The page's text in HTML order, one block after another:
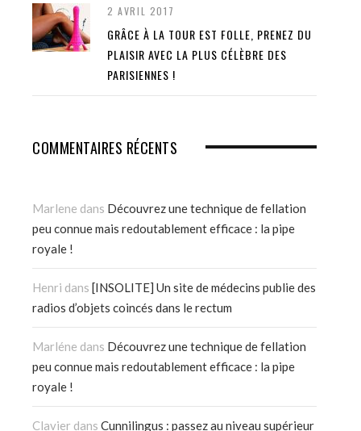
2 AVRIL 2017
GRÂCE À LA TOUR EST FOLLE, PRENEZ DU
PLAISIR AVEC LA PLUS CÉLÈBRE DES
PARISIENNES !
COMMENTAIRES RÉCENTS
Marlene dans Découvrez une technique de fellation
peu connue mais redoutablement efficace : la pipe
royale !
Henri dans [INSOLITE] Un site de médecins publie des
radios d’objets coincés dans le rectum
Marléne dans Découvrez une technique de fellation
peu connue mais redoutablement efficace : la pipe
royale !
Clavier dans Cunnilingus : passez au niveau supérieur